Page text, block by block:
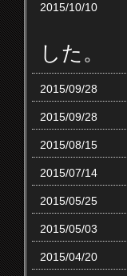
2015/10/10
した。
2015/09/28
2015/09/28
2015/08/15
2015/07/14
2015/05/25
2015/05/03
2015/04/20